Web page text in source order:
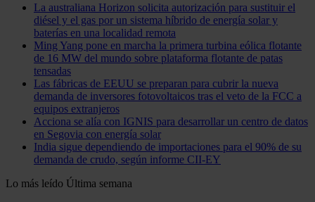
La australiana Horizon solicita autorización para sustituir el
diésel y el gas por un sistema híbrido de energía solar y
baterías en una localidad remota
Ming Yang pone en marcha la primera turbina eólica flotante
de 16 MW del mundo sobre plataforma flotante de patas
tensadas
Las fábricas de EEUU se preparan para cubrir la nueva
demanda de inversores fotovoltaicos tras el veto de la FCC a
equipos extranjeros
Acciona se alía con IGNIS para desarrollar un centro de datos
en Segovia con energía solar
India sigue dependiendo de importaciones para el 90% de su
demanda de crudo, según informe CII-EY
Lo más leído Última semana